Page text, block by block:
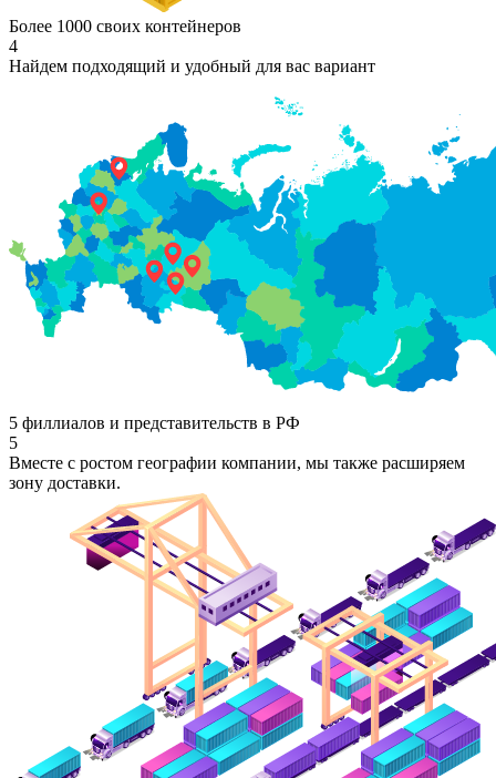
Более 1000 своих контейнеров
4
Найдем подходящий и удобный для вас вариант
5 филлиалов и представительств в РФ
5
Вместе с ростом географии компании, мы также расширяем
зону доставки.